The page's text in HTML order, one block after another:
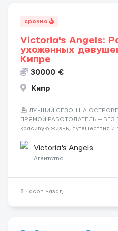
срочно
Victoria's Angels:
ухоженных
Кипре
30000 €
Кипр
🏝️ ЛУЧШИЙ СЕЗОН НА ОСТРОВЕ
ПРЯМОЙ РАБОТОДАТЕЛЬ — БЕЗ
красивую жизнь, путешествия
Опытная команда с годами
клиентов (без ...
Victoria's Angels
Агентство
8 часов назад